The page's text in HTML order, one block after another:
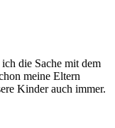
die Sache mit dem
meine Eltern
Kinder auch immer.